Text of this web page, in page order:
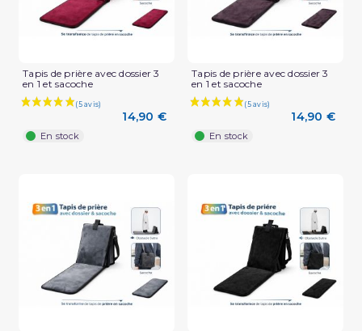
(1 avis)
Tapis de prière avec dossier 3
en 1 et sacoche
14,90 €
En stock
Tapis de prière avec dossier 3
en 1 et sacoche
14,90 €
En stock